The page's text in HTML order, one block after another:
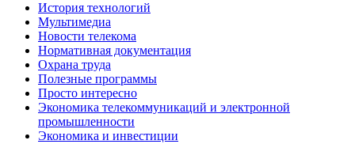
История технологий
Мультимедиа
Новости телекома
Нормативная документация
Охрана труда
Полезные программы
Просто интересно
Экономика телекоммуникаций и электронной
промышленности
Экономика и инвестиции